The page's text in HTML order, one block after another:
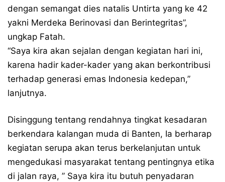
dengan semangat dies natalis Untirta yang ke 42
yakni Merdeka Berinovasi dan Berintegritas”,
ungkap Fatah.
“Saya kira akan sejalan dengan kegiatan hari ini,
karena hadir kader-kader yang akan berkontribusi
terhadap generasi emas Indonesia kedepan,”
lanjutnya.
Disinggung tentang rendahnya tingkat kesadaran
berkendara kalangan muda di Banten, Ia berharap
kegiatan serupa akan terus berkelanjutan untuk
mengedukasi masyarakat tentang pentingnya etika
di jalan raya, ” Saya kira itu butuh penyadaran